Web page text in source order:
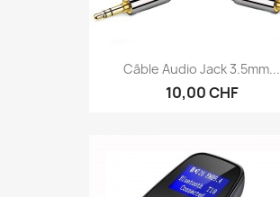
Câble Audio Jack 3.5mm...
10,00 CHF